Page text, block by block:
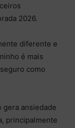
2026.
diferente e
é mais
como
ansiedade
principalmente